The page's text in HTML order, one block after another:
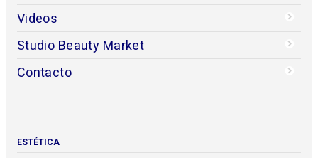
Videos
Studio Beauty Market
Contacto
ESTÉTICA